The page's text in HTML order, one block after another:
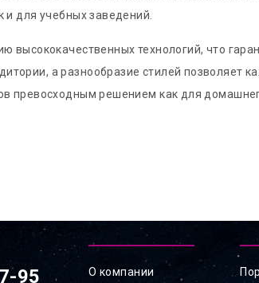
для учебных заведений.
высококачественных технологий, что
а разнообразие стилей позволяет
превосходным решением как для
95 О компании